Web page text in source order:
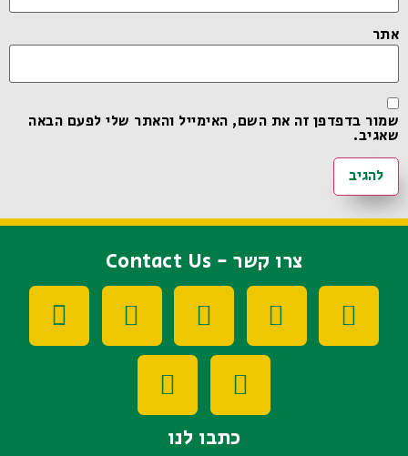
אתר
שמור בדפדפן זה את השם, האימייל והאתר שלי לפעם הבאה
שאגיב.
צרו קשר - Contact Us
כתבו לנו